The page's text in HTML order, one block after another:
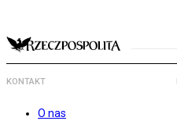
KONTAKT
O nas